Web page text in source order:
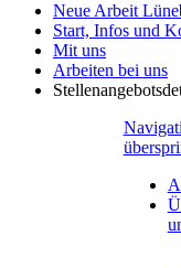
Neue Arbeit
Start, Infos und
Mit uns
Arbeiten bei uns